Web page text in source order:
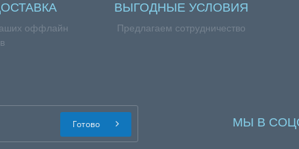
оффлайн
ВЫГОДНЫЕ УСЛОВИЯ
Предлагаем сотрудничество
Готово МЫ В